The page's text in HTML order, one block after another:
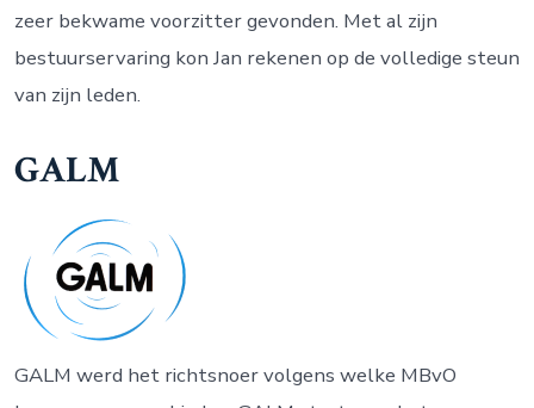
zeer bekwame voorzitter gevonden. Met al zijn
bestuurservaring kon Jan rekenen op de volledige steun
van zijn leden.
GALM
GALM werd het richtsnoer volgens welke MBvO